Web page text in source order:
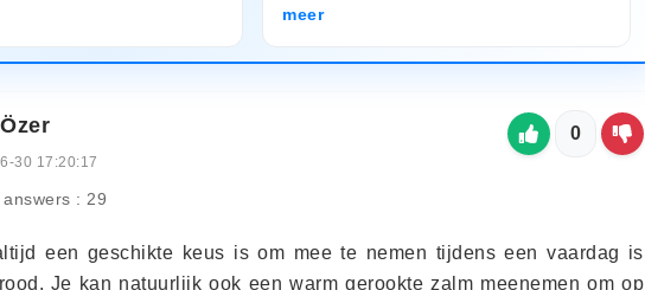
meer
30 17:20:17
: 29
0
een geschikte keus is om mee te nemen tijdens een vaardag is
Je kan natuurlijk ook een warm gerookte zalm meenemen om op